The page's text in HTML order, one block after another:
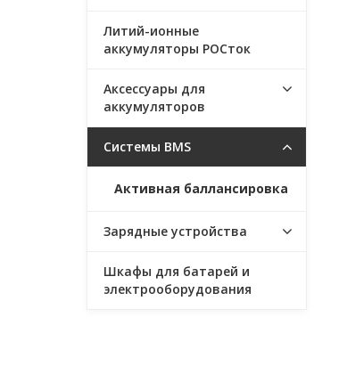
Литий-ионные
аккумуляторы РОСток
Аксессуары для
аккумуляторов
Системы BMS
Активная баллансировка
Зарядные устройства
Шкафы для батарей и
электрооборудования